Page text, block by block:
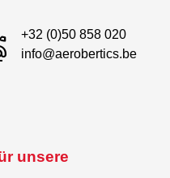
unsere
+32 (0)50 858 020
info@aerobertics.be